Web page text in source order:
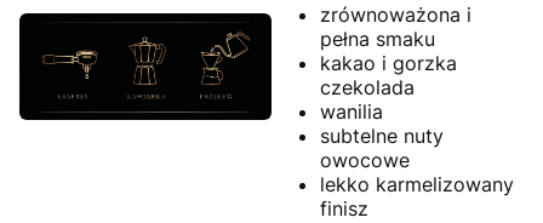
zrównoważona i
pełna smaku
kakao i gorzka
czekolada
wanilia
subtelne nuty
owocowe
lekko karmelizowany
finisz